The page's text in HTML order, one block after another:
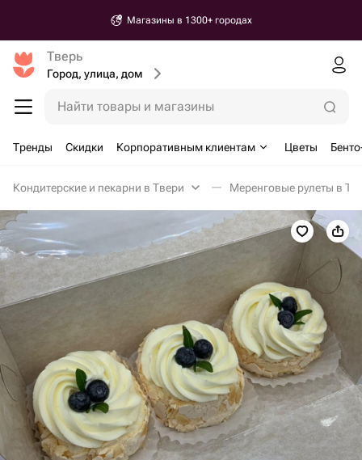
Магазины в 1300+ городах
Тверь
Город, улица, дом
Найти товары и магазины
Тренды Скидки Корпоративным клиентам Цветы
Кондитерские и пекарни в Твери Меренговые рулеты в